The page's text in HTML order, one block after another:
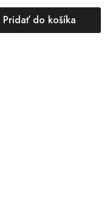
Pridať do košíka